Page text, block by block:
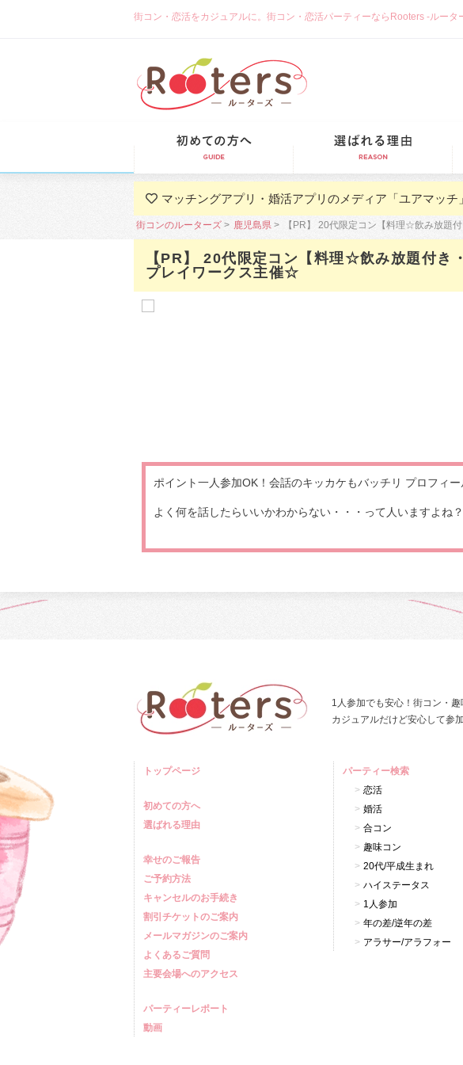
街コン・恋活をカジュアルに。街コン・恋活パーティーならRooters -ルータ
マッチングアプリ・婚活アプリのメディア「ユアマッチ」
街コンのルーターズ 鹿児島県 【PR】 20代限定コン【料理☆飲み放題
【PR】 20代限定コン【料理☆飲み放題付
プレイワークス主催☆
ポイント一人参加OK！会話のキッカケもバッチリ プロフィ
よく何を話したらいいかわからない・・・って人いますよね
1人参加でも安心！街コン・
カジュアルだけど安心して参
トップページ
初めての方へ
選ばれる理由
幸せのご報告
ご予約方法
キャンセルのお手続き
割引チケットのご案内
メールマガジンのご案内
よくあるご質問
主要会場へのアクセス
パーティーレポート
動画
パーティー検索
恋活
婚活
合コン
趣味コン
20代/平成生まれ
ハイステータス
1人参加
年の差/逆年の差
アラサー/アラフォー